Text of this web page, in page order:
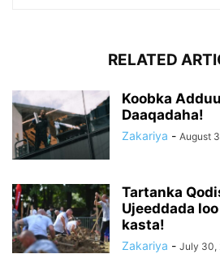
RELATED
Koobka
Daaqadaha!
Zakariya - August
Tartanka
Ujeeddada
kasta!
Zakariya - July 30,